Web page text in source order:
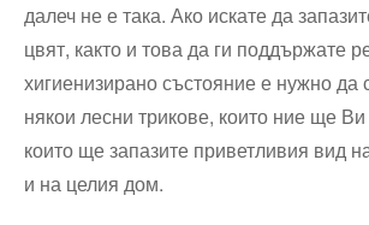
далеч не е така. Ако искате да
цвят, както и това да ги поддържате
хигиенизирано състояние е нужно да
някои лесни трикове, които ние ще
които ще запазите приветливия вид
и на целия дом.